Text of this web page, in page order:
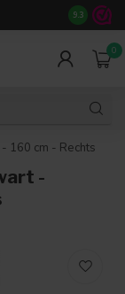
14 dagen
9.3
0
160 cm - Rechts
-